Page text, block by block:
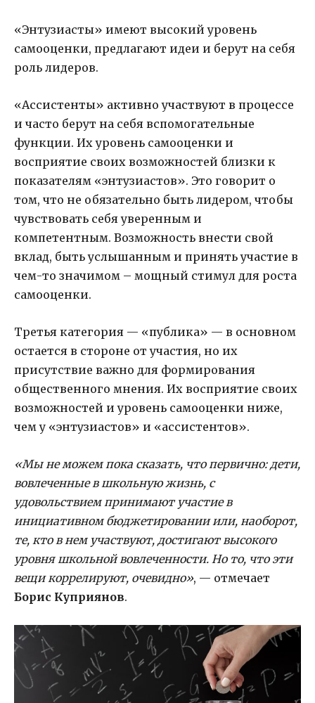
«Энтузиасты» имеют высокий уровень
самооценки, предлагают идеи и берут на себя
роль лидеров.
«Ассистенты» активно участвуют в процессе
и часто берут на себя вспомогательные
функции. Их уровень самооценки и
восприятие своих возможностей близки к
показателям «энтузиастов». Это говорит о
том, что не обязательно быть лидером, чтобы
чувствовать себя уверенным и
компетентным. Возможность внести свой
вклад, быть услышанным и принять участие в
чем-то значимом – мощный стимул для роста
самооценки.
Третья категория — «публика» — в основном
остается в стороне от участия, но их
присутствие важно для формирования
общественного мнения. Их восприятие своих
возможностей и уровень самооценки ниже,
чем у «энтузиастов» и «ассистентов».
«Мы не можем пока сказать, что первично: дети,
вовлеченные в школьную жизнь, с
удовольствием принимают участие в
инициативном бюджетировании или, наоборот,
те, кто в нем участвуют, достигают высокого
уровня школьной вовлеченности. Но то, что эти
вещи коррелируют, очевидно», — отмечает
Борис Куприянов.